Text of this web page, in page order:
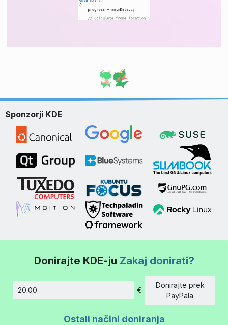
Sponzorji KDE
Donirajte KDE-ju Zakaj donirati?
Znesek
€
Donirajte prek
PayPala
Ostali načini doniranja